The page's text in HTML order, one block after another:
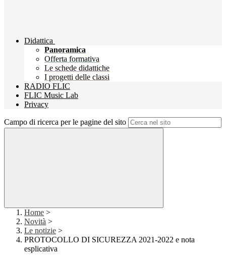
Didattica
Panoramica
Offerta formativa
Le schede didattiche
I progetti delle classi
RADIO FLIC
FLIC Music Lab
Privacy
Campo di ricerca per le pagine del sito
Home >
Novità >
Le notizie >
PROTOCOLLO DI SICUREZZA 2021-2022 e nota
esplicativa